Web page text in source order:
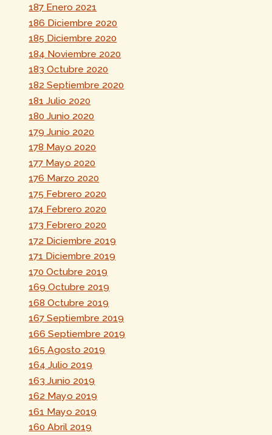
187 Enero 2021
186 Diciembre 2020
185 Diciembre 2020
184 Noviembre 2020
183 Octubre 2020
182 Septiembre 2020
181 Julio 2020
180 Junio 2020
179 Junio 2020
178 Mayo 2020
177 Mayo 2020
176 Marzo 2020
175 Febrero 2020
174 Febrero 2020
173 Febrero 2020
172 Diciembre 2019
171 Diciembre 2019
170 Octubre 2019
169 Octubre 2019
168 Octubre 2019
167 Septiembre 2019
166 Septiembre 2019
165 Agosto 2019
164 Julio 2019
163 Junio 2019
162 Mayo 2019
161 Mayo 2019
160 Abril 2019